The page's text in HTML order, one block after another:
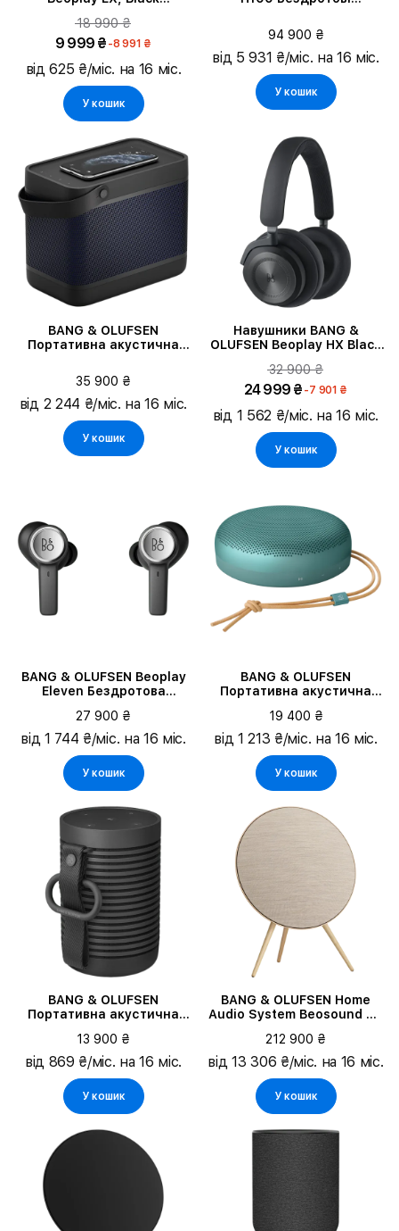
18 990 ₴
9 999 ₴ -8 991 ₴
від 625 ₴/міс. на 16 міс.
У кошик
94 900 ₴
від 5 931 ₴/міс. на 16 міс.
У кошик
BANG & OLUFSEN
Портативна акустична
Anthracite
35 900 ₴
від 2 244 ₴/міс. на 16 міс.
У кошик
Навушники BANG &
OLUFSEN Beoplay HX Black
32 900 ₴
24 999 ₴ -7 901 ₴
від 1 562 ₴/міс. на 16 міс.
У кошик
BANG & OLUFSEN Beoplay
Eleven Бездротова
Aluminium
27 900 ₴
від 1 744 ₴/міс. на 16 міс.
У кошик
BANG & OLUFSEN
Портативна акустична
Gen, Eucalyptus Green
19 400 ₴
від 1 213 ₴/міс. на 16 міс.
У кошик
BANG & OLUFSEN
Портативна акустична
Explore, Black Anthracite
13 900 ₴
від 869 ₴/міс. на 16 міс.
У кошик
BANG & OLUFSEN Home
Audio System Beosound A9
212 900 ₴
від 13 306 ₴/міс. на 16 міс.
У кошик